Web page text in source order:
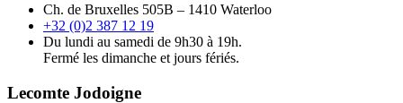
Ch. de Bruxelles 505B – 1410 Waterloo
+32 (0)2 387 12 19
Du lundi au samedi de 9h30 à 19h.
Fermé les dimanche et jours fériés.
Lecomte Jodoigne